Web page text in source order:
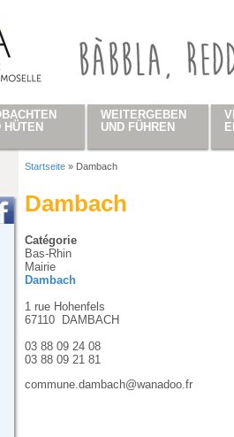
Startseite » Dambach
Dambach
Catégorie
Bas-Rhin
Mairie
Dambach
1 rue Hohenfels
67110
DAMBACH
03 88 09 24 08
03 88 09 21 81
commune.dambach@wanadoo.fr
HÜTEN
WEITERGEBEN
UND FÜHREN